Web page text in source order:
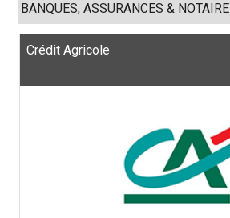
BANQUES, ASSURANCES & NOTAIRE
Crédit Agricole